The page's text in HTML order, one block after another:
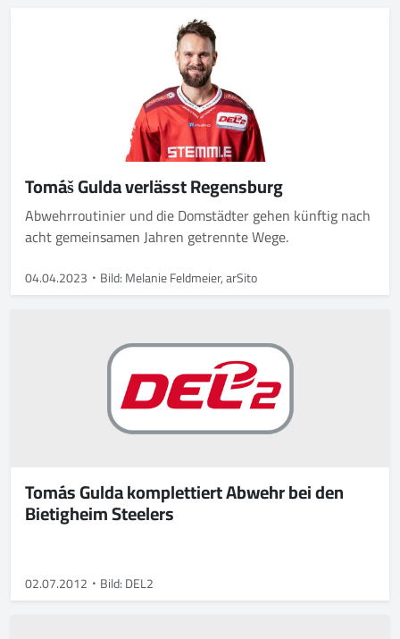
Tomáš Gulda verlässt Regensburg
Abwehrroutinier und die Domstädter gehen künftig nach
acht gemeinsamen Jahren getrennte Wege.
04.04.2023 Bild: Melanie Feldmeier, arSito
Tomás Gulda komplettiert Abwehr bei den
Bietigheim Steelers
02.07.2012 Bild: DEL2